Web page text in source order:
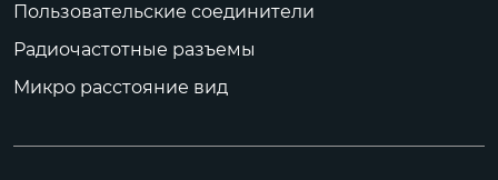
Пользовательские соединители
Радиочастотные разъемы
Микро расстояние вид